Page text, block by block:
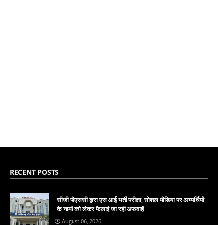
RECENT POSTS
सीजी पीएससी द्वारा एस आई भर्ती परीक्षा, सोशल मीडिया पर अभ्यर्थियों
के नामों को लेकर फैलाई जा रही अफवाहें
August 06, 2026